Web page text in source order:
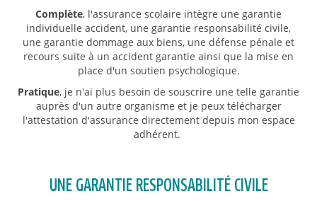
Complète, l'assurance scolaire intègre une garantie
individuelle accident, une garantie responsabilité civile,
une garantie dommage aux biens, une défense pénale et
recours suite à un accident garantie ainsi que la mise en
place d'un soutien psychologique.
Pratique, je n'ai plus besoin de souscrire une telle garantie
auprès d'un autre organisme et je peux télécharger
l'attestation d'assurance directement depuis mon espace
adhérent.
UNE GARANTIE RESPONSABILITÉ CIVILE